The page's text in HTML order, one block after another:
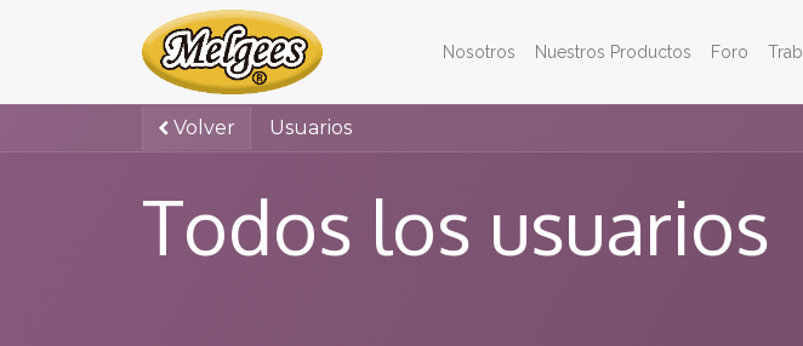
Nosotros Nuestros Productos Foro
Volver Usuarios
Todos los usuarios